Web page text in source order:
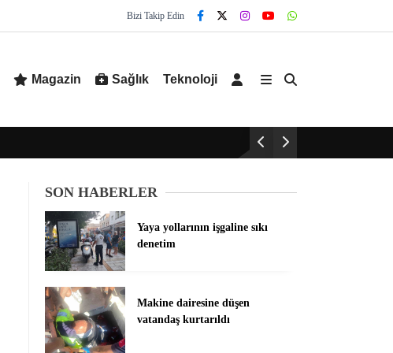
Bizi Takip Edin
Magazin Sağlık Teknoloji
SON HABERLER
Yaya yollarının işgaline sıkı
denetim
Makine dairesine düşen
vatandaş kurtarıldı